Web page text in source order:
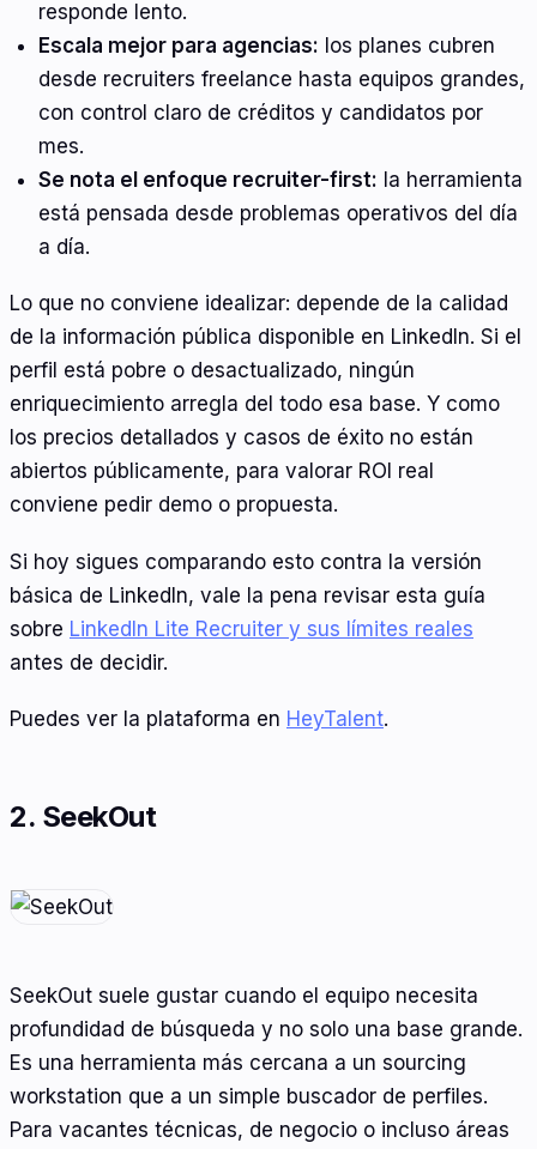
responde lento.
Escala mejor para agencias: los planes cubren
desde recruiters freelance hasta equipos grandes,
con control claro de créditos y candidatos por
mes.
Se nota el enfoque recruiter-first: la herramienta
está pensada desde problemas operativos del día
a día.
Lo que no conviene idealizar: depende de la calidad
de la información pública disponible en LinkedIn. Si el
perfil está pobre o desactualizado, ningún
enriquecimiento arregla del todo esa base. Y como
los precios detallados y casos de éxito no están
abiertos públicamente, para valorar ROI real
conviene pedir demo o propuesta.
Si hoy sigues comparando esto contra la versión
básica de LinkedIn, vale la pena revisar esta guía
sobre LinkedIn Lite Recruiter y sus límites reales
antes de decidir.
Puedes ver la plataforma en HeyTalent.
2. SeekOut
SeekOut suele gustar cuando el equipo necesita
profundidad de búsqueda y no solo una base grande.
Es una herramienta más cercana a un sourcing
workstation que a un simple buscador de perfiles.
Para vacantes técnicas, de negocio o incluso áreas